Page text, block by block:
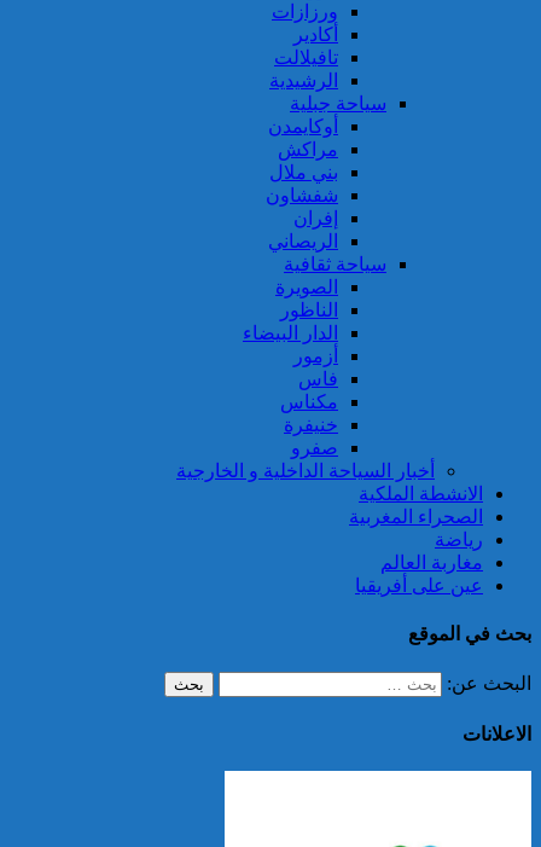
ورزازات
أكادير
تافيلالت
الرشيدية
سياحة جبلية
أوكايمدن
مراكش
بني ملال
شفشاون
إفران
الريصاني
سياحة ثقافية
الصويرة
الناظور
الدار البيضاء
أزمور
فاس
مكناس
خنيفرة
صفرو
أخبار السياحة الداخلية و الخارجية
الانشطة الملكية
الصحراء المغربية
رياضة
مغاربة العالم
عين على أفريقيا
بحث في الموقع
البحث عن:
الاعلانات